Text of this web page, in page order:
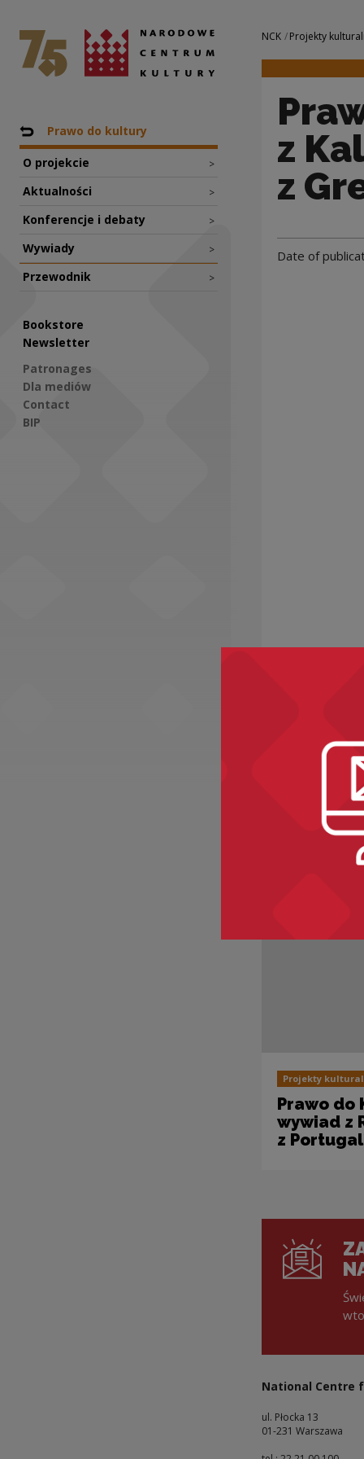
Prawo do Kultury
National Centre for Culture Poland
Nawigacja
Back to: Projekty
Prawo do kultury
O projekcie >
Aktualności >
Konferencje i debaty >
Wywiady >
Przewodnik >
Bookstore
Newsletter
Patronages
Dla mediów
Contact
BIP
Navigation
NCK Projekty
z
z
Date of
Projekty
Prawo do
wywiad z
z
National Centre
ul. Płocka 13
01-231 Warszawa